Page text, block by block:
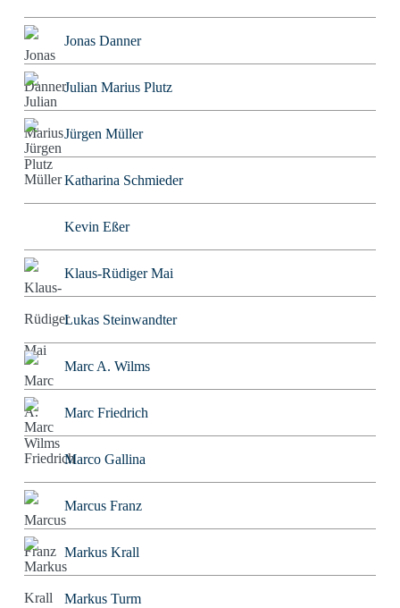
Jonas Danner
Julian Marius Plutz
Jürgen Müller
Katharina Schmieder
Kevin Eßer
Klaus-Rüdiger Mai
Lukas Steinwandter
Marc A. Wilms
Marc Friedrich
Marco Gallina
Marcus Franz
Markus Krall
Markus Turm